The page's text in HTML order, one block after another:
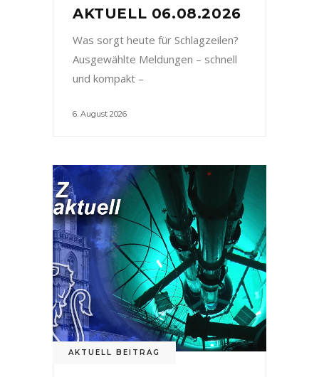
AKTUELL 06.08.2026
Was sorgt heute für Schlagzeilen?
Ausgewählte Meldungen – schnell
und kompakt –
6. August 2026
AKTUELL BEITRAG